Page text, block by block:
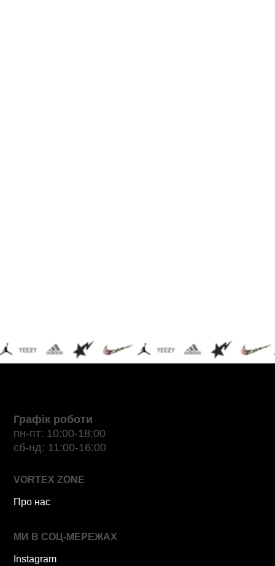
Графік роботи
пн-пт: 10:00-18:00
сб-нд: 11:00-16:00
VORTEX ZONE
Про нас
МИ В СОЦ-МЕРЕЖАХ
Instagram